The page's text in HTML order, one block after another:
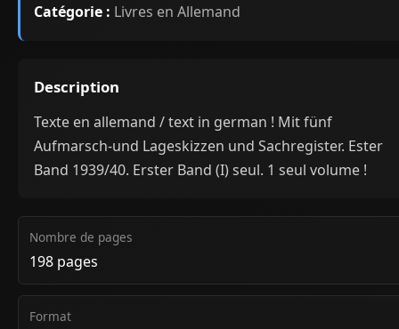
Catégorie : Livres en Allemand
Description
Texte en allemand / text in german ! Mit fünf
Aufmarsch-und Lageskizzen und Sachregister. Ester
Band 1939/40. Erster Band (I) seul. 1 seul volume !
Nombre de pages
198 pages
Format